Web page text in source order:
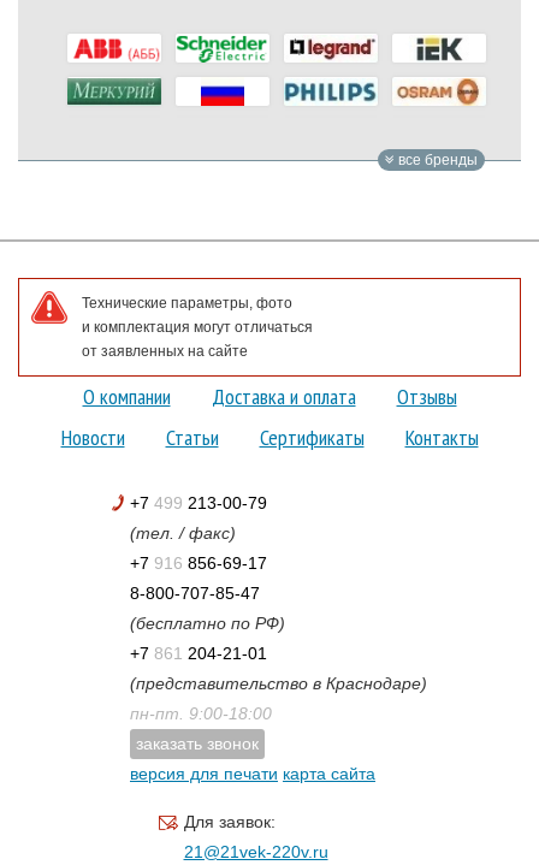
все бренды
Технические параметры, фото
и комплектация могут отличаться
от заявленных на сайте
О компании Доставка и оплата
Отзывы
Новости
Статьи Сертификаты Контакты
+7 499 213-00-79
(тел. / факс)
+7 916 856-69-17
8-800-707-85-47
(бесплатно по РФ)
+7 861 204-21-01
(представительство в Краснодаре)
пн-пт. 9:00-18:00
заказать звонок
версия для печати карта сайта
Для заявок:
21@21vek-220v.ru